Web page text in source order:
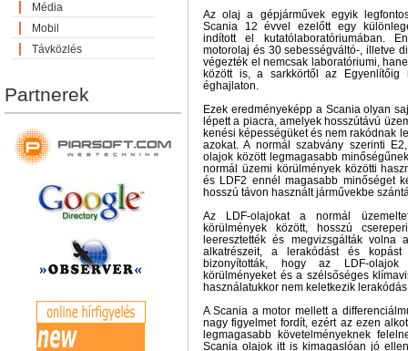
Média
Mobil
Távközlés
Partnerek
Az olaj a gépjárművek egyik
Scania 12 évvel ezelőtt egy
indított el kutatólaboratóriumában.
motorolaj és 30 sebességváltó-, illetve
végezték el nemcsak laboratóriumi,
között is, a sarkkörtől az Egyenlítőig
éghajlaton.
Ezek eredményeképp a Scania olyan
lépett a piacra, amelyek hosszútávú
kenési képességüket és nem rakódnak
azokat. A normál szabvány szerinti
olajok között legmagasabb
normál üzemi körülmények közötti
és LDF2 ennél magasabb minőséget
hosszú távon használt járművekbe
Az LDF-olajokat a normál
körülmények között, hosszú
leeresztették és megvizsgálták
alkatrészeit, a lerakódást és kopást
bizonyították, hogy az LDF-
körülményeket és a szélsőséges
használatukkor nem keletkezik
A Scania a motor mellett a
nagy figyelmet fordít, ezért az ezen
legmagasabb követelményeknek
Scania olajok itt is kimagaslóan jó